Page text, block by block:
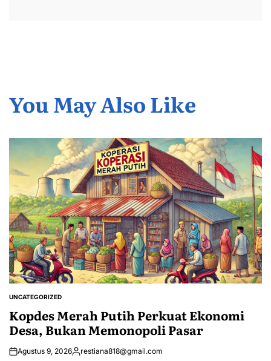
You May Also Like
POSTED
UNCATEGORIZED
Kopdes Merah Putih Perkuat Ekonomi
Desa, Bukan Memonopoli Pasar
Agustus 9, 2026Posted
restiana818@gmail.com